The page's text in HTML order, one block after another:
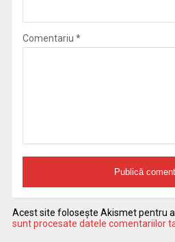
Comentariu *
Acest site folosește Akismet pentru a
sunt procesate datele comentariilor